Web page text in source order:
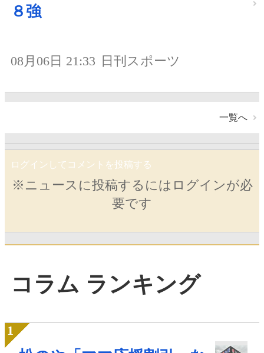
８強
08月06日 21:33 日刊スポーツ
一覧へ
ログインしてコメントを投稿する
※ニュースに投稿するにはログインが必
要です
コラム ランキング